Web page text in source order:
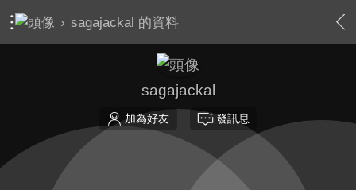
› sagajackal 的資料
sagajackal
加為好友 發訊息